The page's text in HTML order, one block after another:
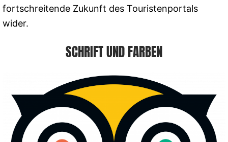
fortschreitende Zukunft des Touristenportals
wider.
SCHRIFT UND FARBEN